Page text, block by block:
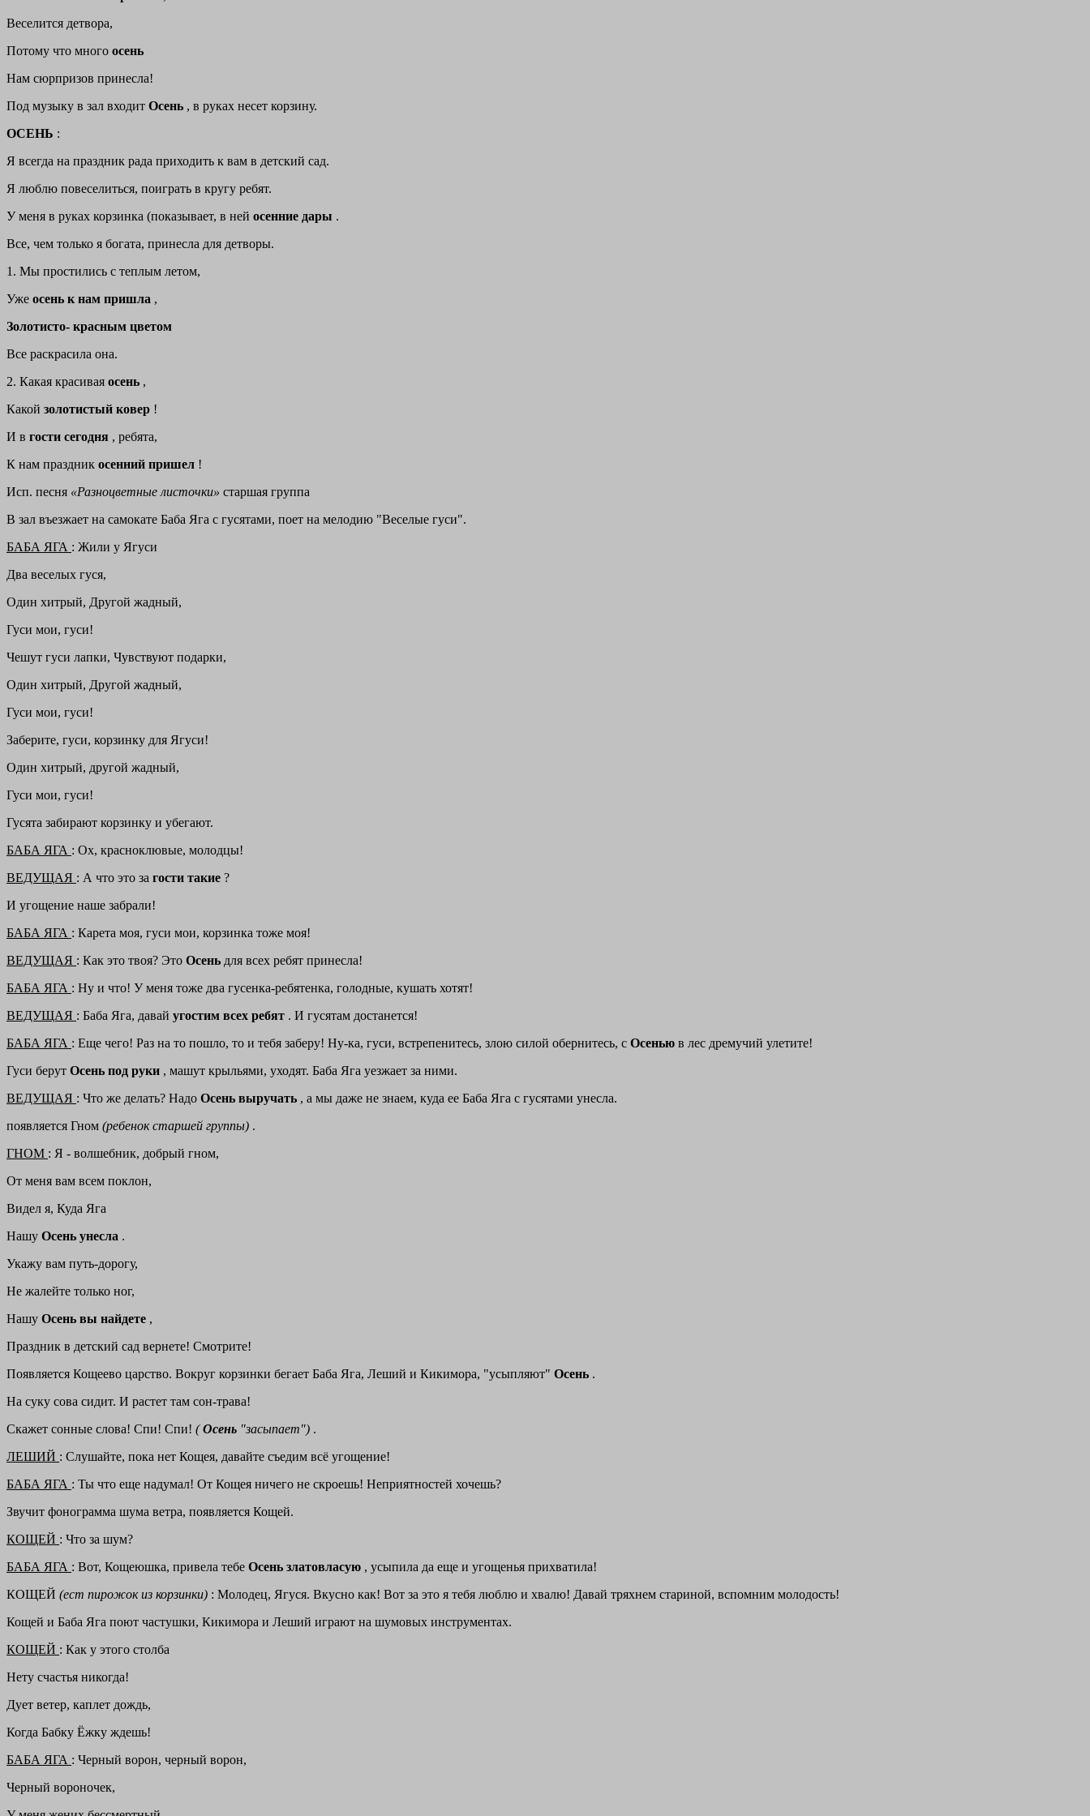
Веселится детвора,
Потому что много осень
Нам сюрпризов принесла!
Под музыку в зал входит Осень , в руках несет корзину.
ОСЕНЬ :
Я всегда на праздник рада приходить к вам в детский сад.
Я люблю повеселиться, поиграть в кругу ребят.
У меня в руках корзинка (показывает, в ней осенние дары .
Все, чем только я богата, принесла для детворы.
1. Мы простились с теплым летом,
Уже осень к нам пришла ,
Золотисто- красным цветом
Все раскрасила она.
2. Какая красивая осень ,
Какой золотистый ковер !
И в гости сегодня , ребята,
К нам праздник осенний пришел !
Исп. песня «Разноцветные листочки» старшая группа
В зал въезжает на самокате Баба Яга с гусятами, поет на мелодию "Веселые гуси".
БАБА ЯГА : Жили у Ягуси
Два веселых гуся,
Один хитрый, Другой жадный,
Гуси мои, гуси!
Чешут гуси лапки, Чувствуют подарки,
Один хитрый, Другой жадный,
Гуси мои, гуси!
Заберите, гуси, корзинку для Ягуси!
Один хитрый, другой жадный,
Гуси мои, гуси!
Гусята забирают корзинку и убегают.
БАБА ЯГА : Ох, красноклювые, молодцы!
ВЕДУЩАЯ : А что это за гости такие ?
И угощение наше забрали!
БАБА ЯГА : Карета моя, гуси мои, корзинка тоже моя!
ВЕДУЩАЯ : Как это твоя? Это Осень для всех ребят принесла!
БАБА ЯГА : Ну и что! У меня тоже два гусенка-ребятенка, голодные, кушать хотят!
ВЕДУЩАЯ : Баба Яга, давай угостим всех ребят . И гусятам достанется!
БАБА ЯГА : Еще чего! Раз на то пошло, то и тебя заберу! Ну-ка, гуси, встрепенитесь, злою силой обернитесь, с Осенью в лес дремучий улетите!
Гуси берут Осень под руки , машут крыльями, уходят. Баба Яга уезжает за ними.
ВЕДУЩАЯ : Что же делать? Надо Осень выручать , а мы даже не знаем, куда ее Баба Яга с гусятами унесла.
появляется Гном (ребенок старшей группы) .
ГНОМ : Я - волшебник, добрый гном,
От меня вам всем поклон,
Видел я, Куда Яга
Нашу Осень унесла .
Укажу вам путь-дорогу,
Не жалейте только ног,
Нашу Осень вы найдете ,
Праздник в детский сад вернете! Смотрите!
Появляется Кощеево царство. Вокруг корзинки бегает Баба Яга, Леший и Кикимора, "усыпляют" Осень .
На суку сова сидит. И растет там сон-трава!
Скажет сонные слова! Спи! Спи! (Осень "засыпает") .
ЛЕШИЙ : Слушайте, пока нет Кощея, давайте съедим всё угощение!
БАБА ЯГА : Ты что еще надумал! От Кощея ничего не скроешь! Неприятностей хочешь?
Звучит фонограмма шума ветра, появляется Кощей.
КОЩЕЙ : Что за шум?
БАБА ЯГА : Вот, Кощеюшка, привела тебе Осень златовласую , усыпила да еще и угощенья прихватила!
КОЩЕЙ (ест пирожок из корзинки) : Молодец, Ягуся. Вкусно как! Вот за это я тебя люблю и хвалю! Давай тряхнем стариной, вспомним молодость!
Кощей и Баба Яга поют частушки, Кикимора и Леший играют на шумовых инструментах.
КОЩЕЙ : Как у этого столба
Нету счастья никогда!
Дует ветер, каплет дождь,
Когда Бабку Ёжку ждешь!
БАБА ЯГА : Черный ворон, черный ворон,
Черный вороночек,